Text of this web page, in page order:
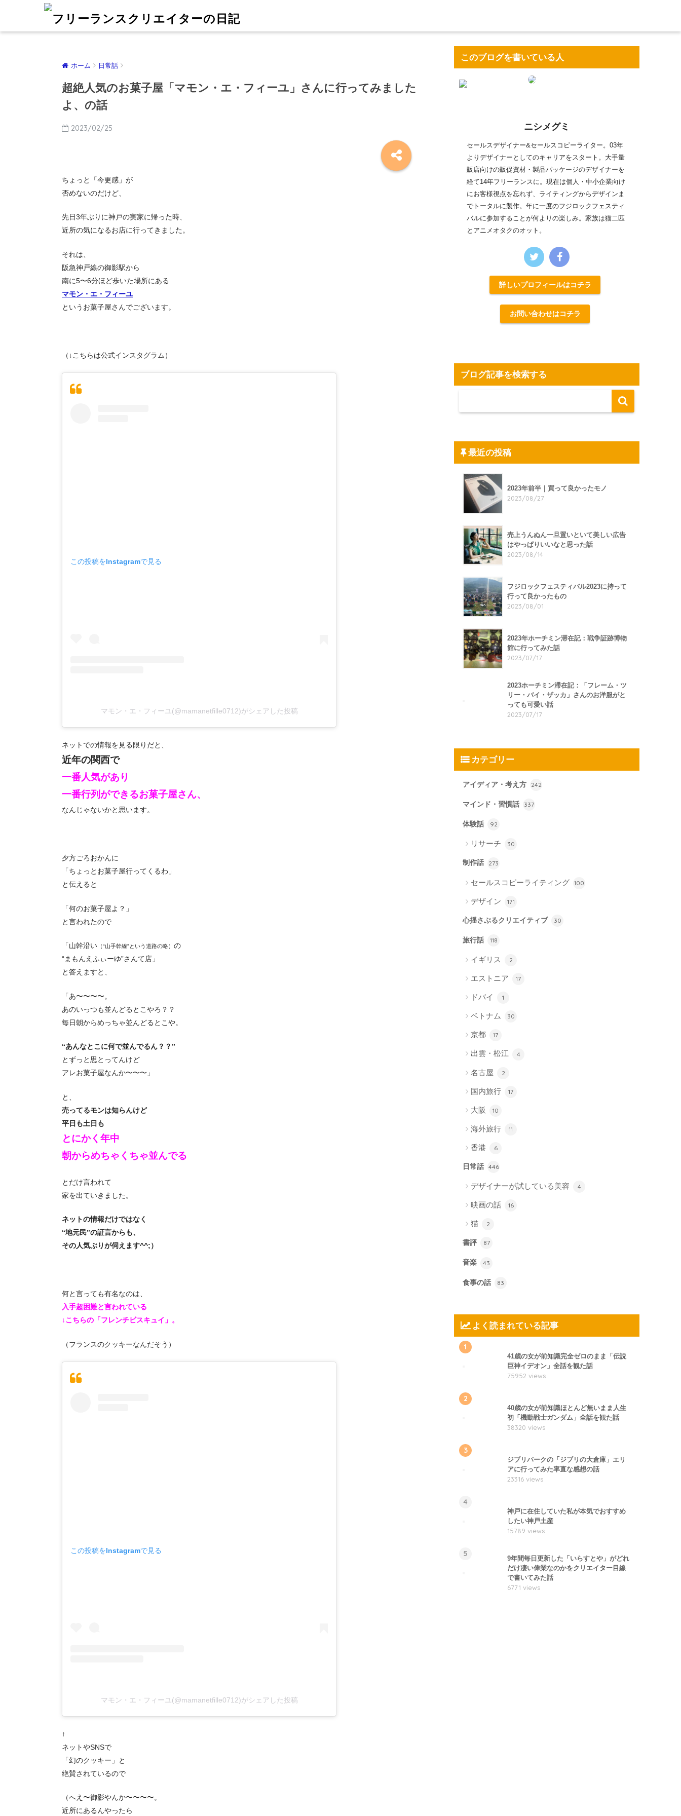
ホーム 日常話
超絶人気のお菓子屋「マモン・エ・フィーユ」さんに行ってみました
よ、の話
2023/02/25
ちょっと「今更感」が
否めないのだけど、
先日3年ぶりに神戸の実家に帰った時、
近所の気になるお店に行ってきました。
それは、
阪急神戸線の御影駅から
南に5〜6分ほど歩いた場所にある
マモン・エ・フィーユ
というお菓子屋さんでございます。
（↓こちらは公式インスタグラム）
この投稿をInstagramで見る
マモン・エ・フィーユ(@mamanetfille0712)がシェアした投稿
ネットでの情報を見る限りだと、
近年の関西で
一番人気があり
一番行列ができるお菓子屋さん、
なんじゃないかと思います。
夕方ごろおかんに
「ちょっとお菓子屋行ってくるわ」
と伝えると
「何のお菓子屋よ？」
と言われたので
「山幹沿い （“山手幹線”という道路の略） の
“まもんえふぃーゆ”さんて店」
と答えますと、
「あ〜〜〜〜。
あのいっつも並んどるとこやろ？？
毎日朝からめっちゃ並んどるとこや。
“あんなとこに何で並んでるん？？”
とずっと思とってんけど
アレお菓子屋なんか〜〜〜」
と、
売ってるモンは知らんけど
平日も土日も
とにかく年中
朝からめちゃくちゃ並んでる
とだけ言われて
家を出ていきました。
ネットの情報だけではなく
“地元民”の証言からも、
その人気ぶりが伺えます^^;）
何と言っても有名なのは、
入手超困難と言われている
↓こちらの「フレンチビスキュイ」。
（フランスのクッキーなんだそう）
この投稿をInstagramで見る
マモン・エ・フィーユ(@mamanetfille0712)がシェアした投稿
↑
ネットやSNSで
「幻のクッキー」と
絶賛されているので
（へえ〜御影やんか〜〜〜〜。
近所にあるんやったら
このブログを書いている人
ニシメグミ
セールスデザイナー&セールスコピーライター。03年
よりデザイナーとしてのキャリアをスタート。大手量
販店向けの販促資材・製品パッケージのデザイナーを
経て14年フリーランスに。現在は個人・中小企業向け
にお客様視点を忘れず、ライティングからデザインま
でトータルに製作。年に一度のフジロックフェスティ
バルに参加することが何よりの楽しみ。家族は猫二匹
とアニメオタクのオット。
詳しいプロフィールはコチラ
お問い合わせはコチラ
ブログ記事を検索する
最近の投稿
2023年前半｜買って良かったモノ
2023/08/27
売上うんぬん一旦置いといて美しい広告
はやっぱりいいなと思った話
2023/08/14
フジロックフェスティバル2023に持って
行って良かったもの
2023/08/01
2023年ホーチミン滞在記：戦争証跡博物
館に行ってみた話
2023/07/17
2023ホーチミン滞在記：「フレーム・ツ
リー・バイ・ザッカ」さんのお洋服がと
っても可愛い話
2023/07/17
カテゴリー
アイディア・考え方 242
マインド・習慣話 337
体験話 92
リサーチ 30
制作話 273
セールスコピーライティング 100
デザイン 171
心揺さぶるクリエイティブ 30
旅行話 118
イギリス 2
エストニア 17
ドバイ 1
ベトナム 30
京都 17
出雲・松江 4
名古屋 2
国内旅行 17
大阪 10
海外旅行 11
香港 6
日常話 446
デザイナーが試している美容 4
映画の話 16
猫 2
書評 87
音楽 43
食事の話 83
よく読まれている記事
1
41歳の女が前知識完全ゼロのまま「伝説
巨神イデオン」全話を観た話
75952 views
2
40歳の女が前知識ほとんど無いまま人生
初「機動戦士ガンダム」全話を観た話
38320 views
3
ジブリパークの「ジブリの大倉庫」エリ
アに行ってみた率直な感想の話
23316 views
4
神戸に在住していた私が本気でおすすめ
したい神戸土産
15789 views
5
9年間毎日更新した「いらすとや」がどれ
だけ凄い偉業なのかをクリエイター目線
で書いてみた話
6771 views